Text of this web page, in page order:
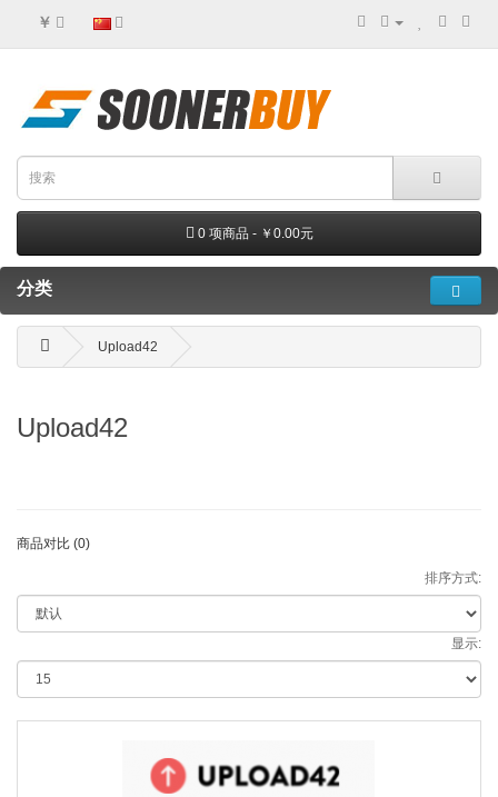
￥
0 项商品 - ￥0.00元
分类
Upload42
Upload42
商品对比 (0)
排序方式:
显示: